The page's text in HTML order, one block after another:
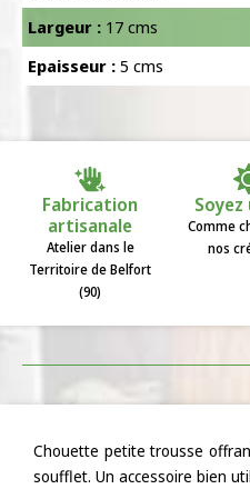
Largeur : 17 cms
Epaisseur : 5 cms
Fabrication
artisanale
Atelier dans le
Territoire de Belfort
(90)
Comme
nos
Chouette petite trousse
soufflet. Un accessoire bien